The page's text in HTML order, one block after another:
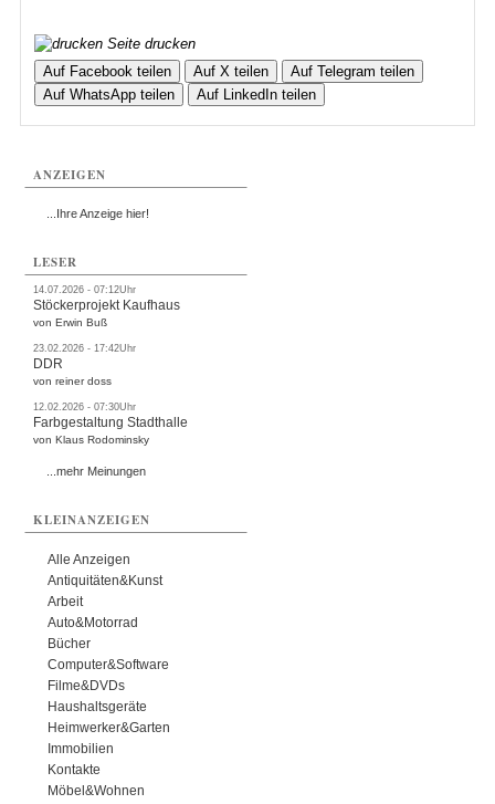
Seite drucken
Auf Facebook teilen
Auf X teilen
Auf Telegram teilen
Auf WhatsApp teilen
Auf LinkedIn teilen
ANZEIGEN
...Ihre Anzeige hier!
LESER
14.07.2026 - 07:12Uhr
Stöckerprojekt Kaufhaus
von Erwin Buß
23.02.2026 - 17:42Uhr
DDR
von reiner doss
12.02.2026 - 07:30Uhr
Farbgestaltung Stadthalle
von Klaus Rodominsky
...mehr Meinungen
KLEINANZEIGEN
Alle Anzeigen
Antiquitäten&Kunst
Arbeit
Auto&Motorrad
Bücher
Computer&Software
Filme&DVDs
Haushaltsgeräte
Heimwerker&Garten
Immobilien
Kontakte
Möbel&Wohnen